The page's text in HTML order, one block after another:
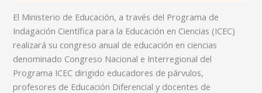
El Ministerio de Educación, a través del Programa de
Indagación Científica para la Educación en Ciencias (ICEC)
realizará su congreso anual de educación en ciencias
denominado Congreso Nacional e Interregional del
Programa ICEC dirigido educadores de párvulos,
profesores de Educación Diferencial y docentes de